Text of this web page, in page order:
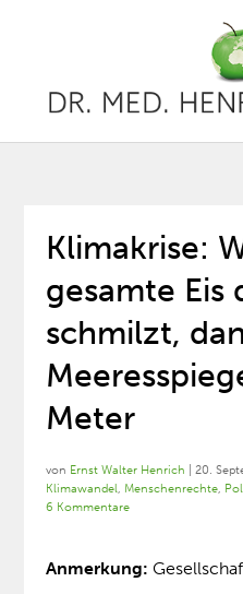
Klimakrise:
gesamte Eis
schmilzt,
Meter
von Ernst Walter Henrich |20.
Klimawandel, Menschenrechte,
6 Kommentare
Anmerkung: